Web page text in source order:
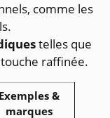
comme les
telles que
raffinée.
Exemples &
marques